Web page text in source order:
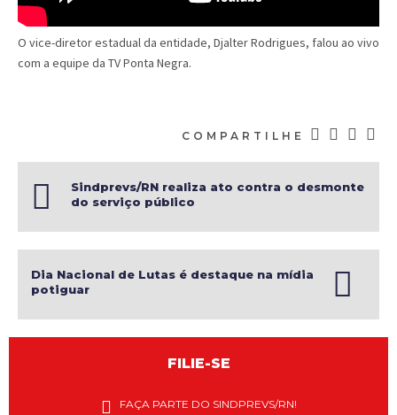
O vice-diretor estadual da entidade, Djalter Rodrigues, falou ao vivo
com a equipe da TV Ponta Negra.
COMPARTILHE
Sindprevs/RN realiza ato contra o desmonte
do serviço público
Dia Nacional de Lutas é destaque na mídia
potiguar
FILIE-SE
FAÇA PARTE DO SINDPREVS/RN!